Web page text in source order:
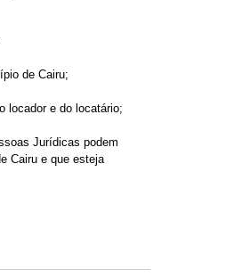
de Cairu;
locador e do locatário;
Jurídicas podem
Cairu e que esteja